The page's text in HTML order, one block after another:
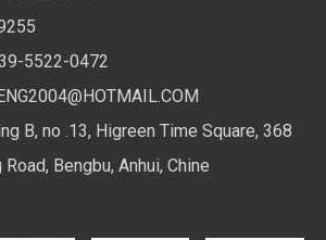
5522-0472
B, no .13, Higreen Time Square, 368
Bengbu, Anhui, Chine